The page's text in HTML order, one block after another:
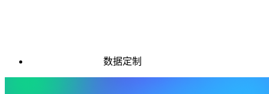
数据定制